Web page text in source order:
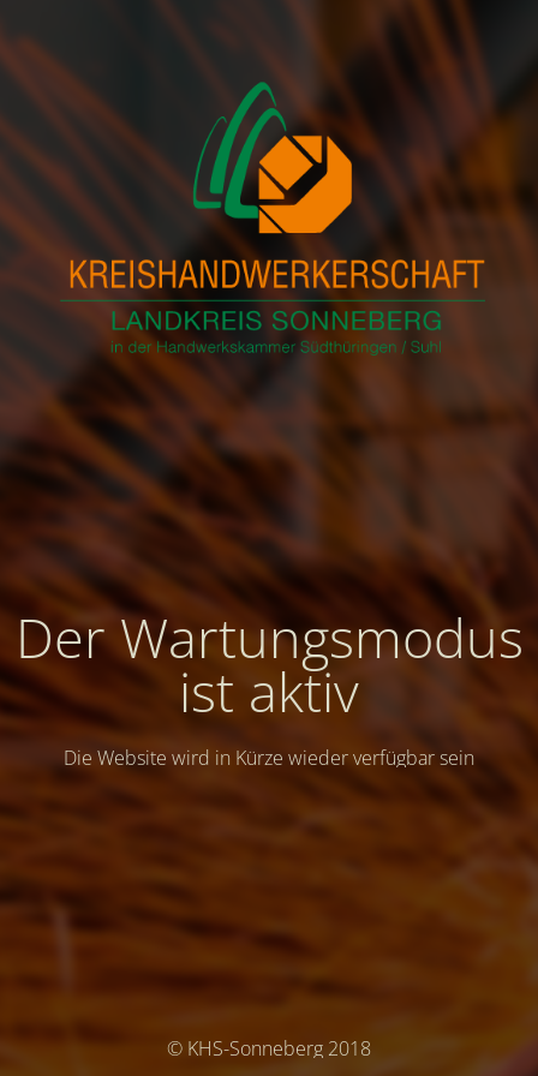
Der Wartungsmodus
ist aktiv
Die Website wird in Kürze wieder verfügbar sein
© KHS-Sonneberg 2018